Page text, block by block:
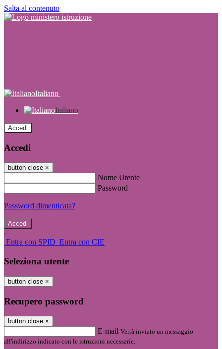
Salta al contenuto
Italiano
Italiano
Accedi
Accedi
button close ×
Nome Utente
Password
Password dimenticata?
-
Entra con SPID Entra con CIE
Seleziona utente
button close ×
Recupero password
button close ×
E-mail Verrà inviato un messaggio
all'indirizzo indicato con le istruzioni necessarie.